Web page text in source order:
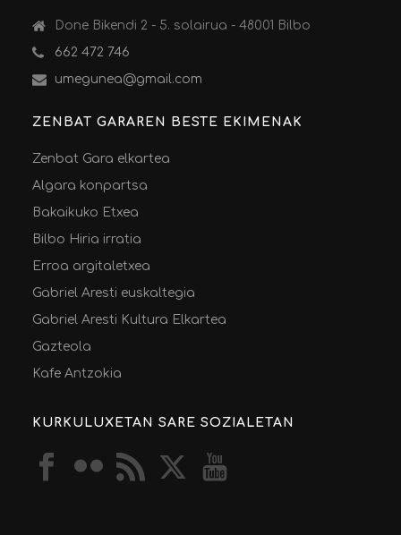
Done Bikendi 2 - 5. solairua - 48001 Bilbo
662 472 746
umegunea@gmail.com
ZENBAT GARAREN BESTE EKIMENAK
Zenbat Gara elkartea
Algara konpartsa
Bakaikuko Etxea
Bilbo Hiria irratia
Erroa argitaletxea
Gabriel Aresti euskaltegia
Gabriel Aresti Kultura Elkartea
Gazteola
Kafe Antzokia
KURKULUXETAN SARE SOZIALETAN